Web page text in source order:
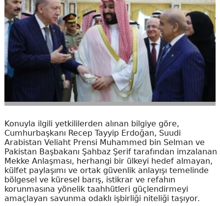
Konuyla ilgili yetkililerden alınan bilgiye göre,
Cumhurbaşkanı Recep Tayyip Erdoğan, Suudi
Arabistan Veliaht Prensi Muhammed bin Selman ve
Pakistan Başbakanı Şahbaz Şerif tarafından imzalanan
Mekke Anlaşması, herhangi bir ülkeyi hedef almayan,
külfet paylaşımı ve ortak güvenlik anlayışı temelinde
bölgesel ve küresel barış, istikrar ve refahın
korunmasına yönelik taahhütleri güçlendirmeyi
amaçlayan savunma odaklı işbirliği niteliği taşıyor.